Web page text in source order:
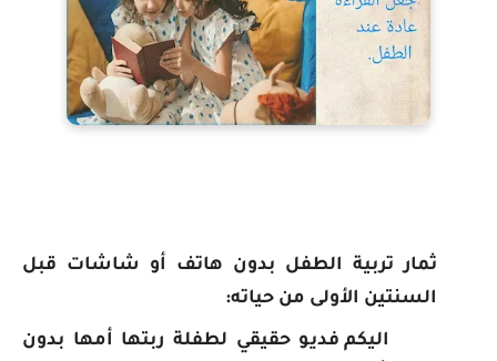
ثمار تربية الطفل بدون هاتف أو شاشات قبل
السنتين الأولى من حياته:
اليكم فديو حقيقي لطفلة ربتها أمها بدون